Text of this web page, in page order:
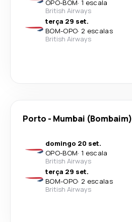
OPO-BOM· 1 escala
British Airways
terça 29 set.
BOM-OPO· 2 escalas
British Airways
Porto - Mumbai (Bombaim)
domingo 20 set.
OPO-BOM· 1 escala
British Airways
terça 29 set.
BOM-OPO· 2 escalas
British Airways